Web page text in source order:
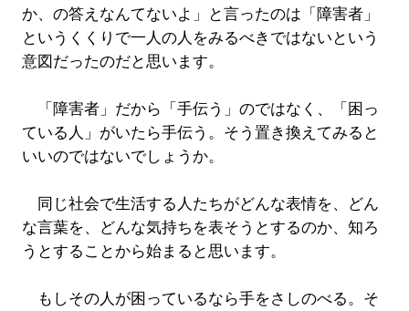
か、の答えなんてないよ」と言ったのは「障害者」
というくくりで一人の人をみるべきではないという
意図だったのだと思います。
「障害者」だから「手伝う」のではなく、「困っ
ている人」がいたら手伝う。そう置き換えてみると
いいのではないでしょうか。
同じ社会で生活する人たちがどんな表情を、どん
な言葉を、どんな気持ちを表そうとするのか、知ろ
うとすることから始まると思います。
もしその人が困っているなら手をさしのべる。そ